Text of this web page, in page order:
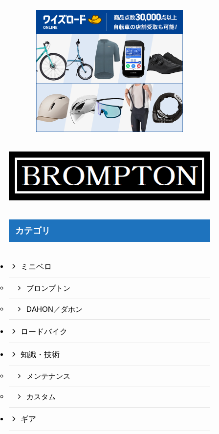
カテゴリ
ミニベロ
ブロンプトン
DAHON／ダホン
ロードバイク
知識・技術
メンテナンス
カスタム
ギア